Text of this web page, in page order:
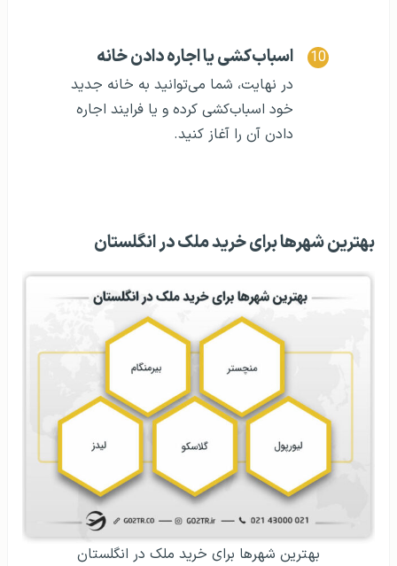
اسباب‌کشی یا اجاره دادن خانه
در نهایت، شما می‌توانید به خانه جدید
خود اسباب‌کشی کرده و یا فرایند اجاره
دادن آن را آغاز کنید.
بهترین شهرها برای خرید ملک در انگلستان
بهترین شهرها برای خرید ملک در انگلستان